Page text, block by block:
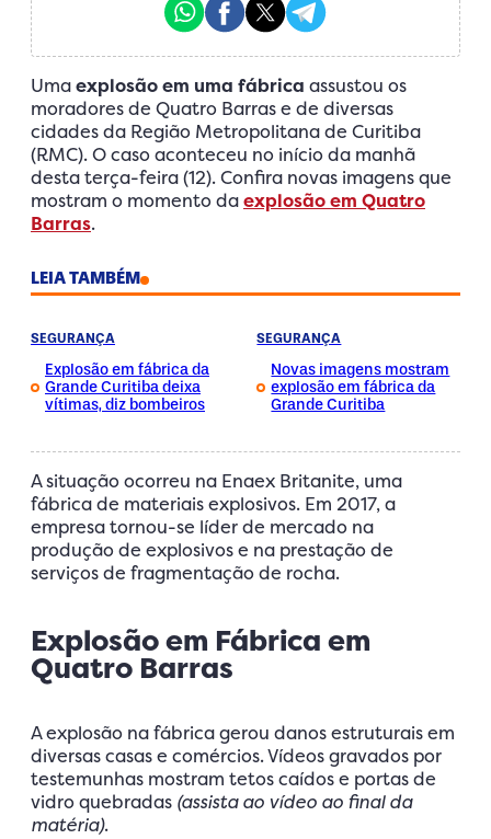
Umaexplosão em uma fábrica assustou os
moradores de Quatro Barras e de diversas
cidades da Região Metropolitana de Curitiba
(RMC). O caso aconteceu no início da manhã
desta terça-feira (12). Confira novas imagens que
mostram o momento daexplosão em Quatro
Barras.
LEIA TAMBÉM
SEGURANÇA
Explosão em fábrica da
Grande Curitiba deixa
vítimas, diz bombeiros
SEGURANÇA
Novas imagens mostram
explosão em fábrica da
Grande Curitiba
A situação ocorreu na Enaex Britanite, uma
fábrica de materiais explosivos. Em 2017, a
empresa tornou-se líder de mercado na
produção de explosivos e na prestação de
serviços de fragmentação de rocha.
Explosão em Fábrica em
Quatro Barras
A explosão na fábrica gerou danos estruturais em
diversas casas e comércios. Vídeos gravados por
testemunhas mostram tetos caídos e portas de
vidro quebradas (assista ao vídeo ao final da
matéria).